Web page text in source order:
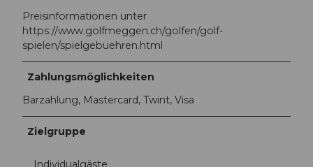
Preisinformationen unter
https://www.golfmeggen.ch/golfen/golf-
spielen/spielgebuehren.html
Zahlungsmöglichkeiten
Barzahlung, Mastercard, Twint, Visa
Zielgruppe
Individualgäste